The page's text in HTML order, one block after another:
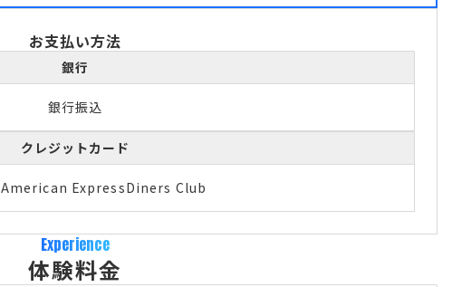
お支払い方法
銀行
銀行振込
クレジットカード
American ExpressDiners Club
Experience
体験料金